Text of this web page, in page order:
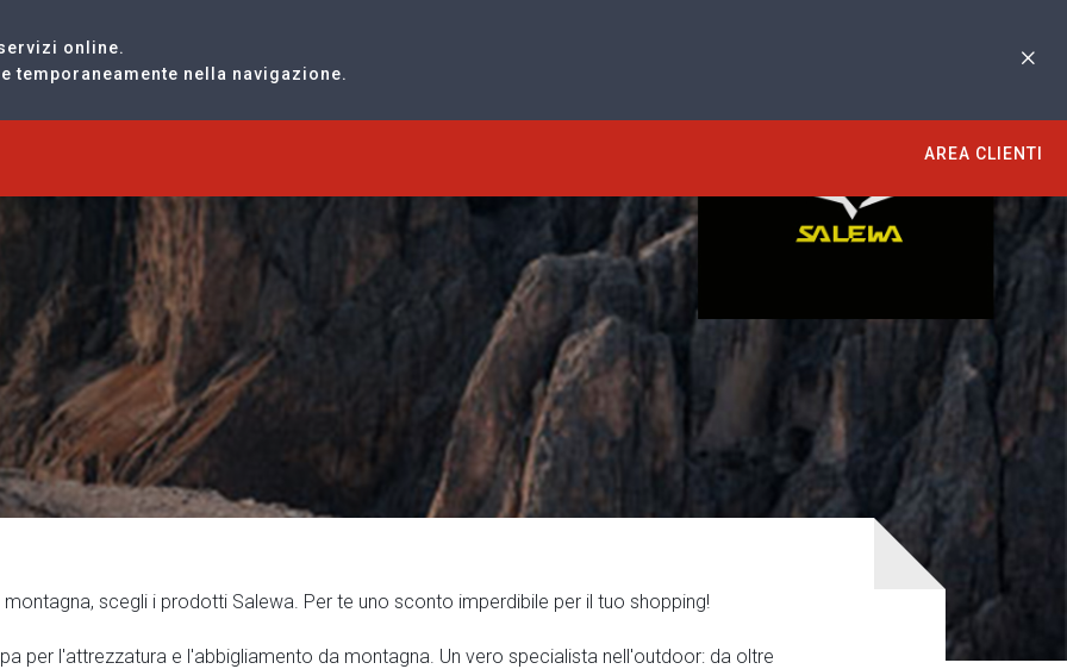
online.
nella navigazione.
AREA CLIENTI
scegli i prodotti Salewa. Per te uno sconto imperdibile per il tuo shopping!
per l'attrezzatura e l'abbigliamento da montagna. Un vero specialista nell'outdoor: da oltre